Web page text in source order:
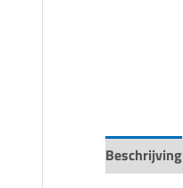
Beschrijving